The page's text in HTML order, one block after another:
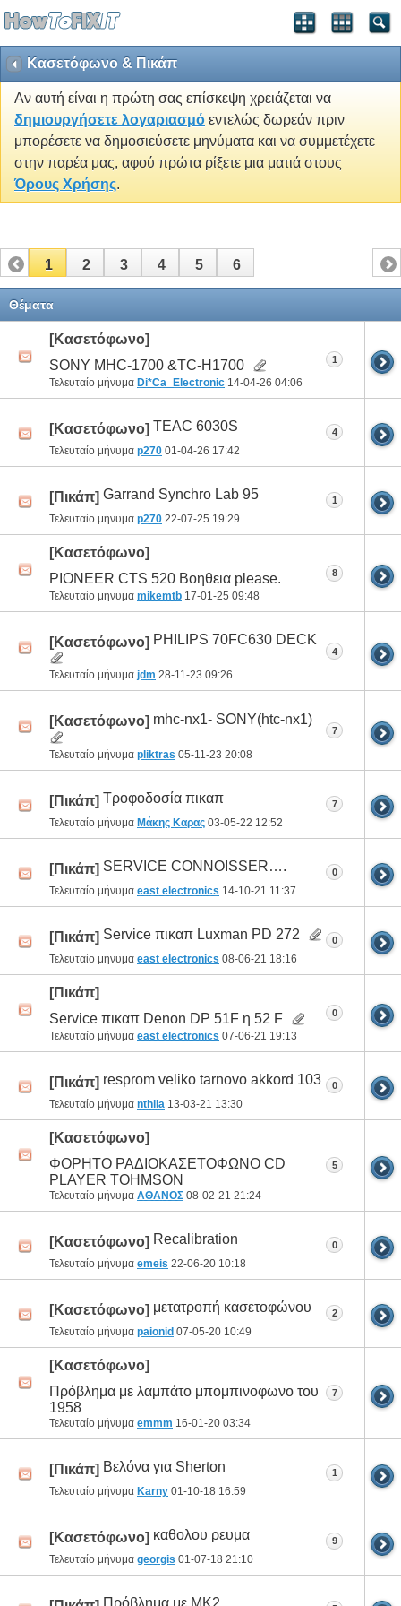
Κασετόφωνο & Πικάπ
Αν αυτή είναι η πρώτη σας επίσκεψη χρειάζεται να
δημιουργήσετε λογαριασμό εντελώς δωρεάν πριν
μπορέσετε να δημοσιεύσετε μηνύματα και να συμμετέχετε
στην παρέα μας, αφού πρώτα ρίξετε μια ματιά στους
Όρους Χρήσης.
1 2 3 4 5 6
Θέματα
[Κασετόφωνο]
SONY MHC-1700 &TC-H1700
Τελευταίο μήνυμα Di*Ca_Electronic 14-04-26 04:06
1
[Κασετόφωνο] TEAC 6030S
Τελευταίο μήνυμα p270 01-04-26 17:42
4
[Πικάπ] Garrand Synchro Lab 95
Τελευταίο μήνυμα p270 22-07-25 19:29
1
[Κασετόφωνο]
PIONEER CTS 520 Βοηθεια please.
Τελευταίο μήνυμα mikemtb 17-01-25 09:48
8
[Κασετόφωνο] PHILIPS 70FC630 DECK
Τελευταίο μήνυμα jdm 28-11-23 09:26
4
[Κασετόφωνο] mhc-nx1- SONY(htc-nx1)
Τελευταίο μήνυμα pliktras 05-11-23 20:08
7
[Πικάπ] Τροφοδοσία πικαπ
Τελευταίο μήνυμα Μάκης Καρας 03-05-22 12:52
7
[Πικάπ] SERVICE CONNOISSER….
Τελευταίο μήνυμα east electronics 14-10-21 11:37
0
[Πικάπ] Service πικαπ Luxman PD 272
Τελευταίο μήνυμα east electronics 08-06-21 18:16
0
[Πικάπ]
Service πικαπ Denon DP 51F η 52 F
Τελευταίο μήνυμα east electronics 07-06-21 19:13
0
[Πικάπ] resprom veliko tarnovo akkord 103
Τελευταίο μήνυμα nthlia 13-03-21 13:30
0
[Κασετόφωνο]
ΦΟΡΗΤΟ ΡΑΔΙΟΚΑΣΕΤΟΦΩΝΟ CD
PLAYER TOHMSON
Τελευταίο μήνυμα ΑΘΑΝΟΣ 08-02-21 21:24
5
[Κασετόφωνο] Recalibration
Τελευταίο μήνυμα emeis 22-06-20 10:18
0
[Κασετόφωνο] μετατροπή κασετοφώνου
Τελευταίο μήνυμα paionid 07-05-20 10:49
2
[Κασετόφωνο]
Πρόβλημα με λαμπάτο μπομπινοφωνο του
1958
Τελευταίο μήνυμα emmm 16-01-20 03:34
7
[Πικάπ] Βελόνα για Sherton
Τελευταίο μήνυμα Karny 01-10-18 16:59
1
[Κασετόφωνο] καθολου ρευμα
Τελευταίο μήνυμα georgis 01-07-18 21:10
9